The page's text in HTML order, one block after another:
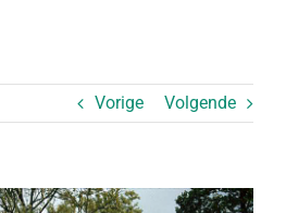
Vorige Volgende